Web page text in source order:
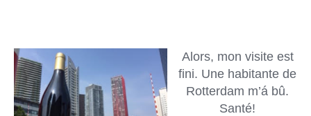
Alors, mon visite est
fini. Une habitante de
Rotterdam m’á bû.
Santé!